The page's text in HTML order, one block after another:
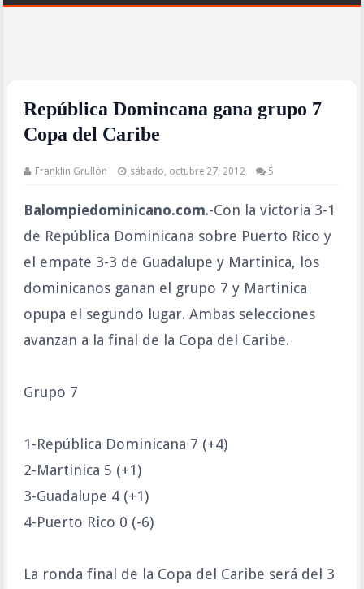
República Domincana gana grupo 7
Copa del Caribe
Franklin Grullón sábado, octubre 27, 2012 5
Balompiedominicano.com.-Con la victoria 3-1
de República Dominicana sobre Puerto Rico y
el empate 3-3 de Guadalupe y Martinica, los
dominicanos ganan el grupo 7 y Martinica
opupa el segundo lugar. Ambas selecciones
avanzan a la final de la Copa del Caribe.
Grupo 7
1-República Dominicana 7 (+4)
2-Martinica 5 (+1)
3-Guadalupe 4 (+1)
4-Puerto Rico 0 (-6)
La ronda final de la Copa del Caribe será del 3